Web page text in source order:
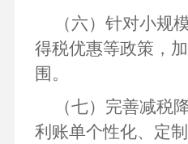
（六）针对小规
得税优惠等政策，
围。
（七）完善减税
利账单个性化、定